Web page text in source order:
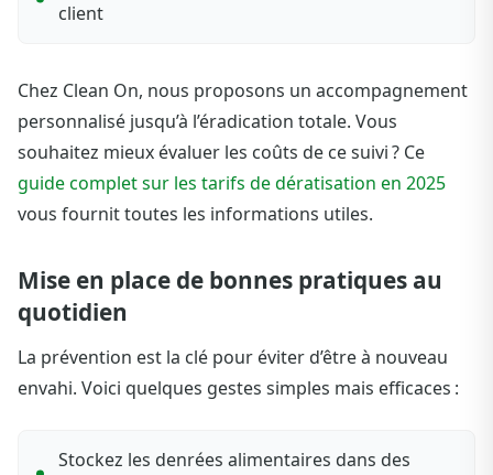
client
Chez Clean On, nous proposons un accompagnement
personnalisé jusqu’à l’éradication totale. Vous
souhaitez mieux évaluer les coûts de ce suivi ? Ce
guide complet sur les tarifs de dératisation en 2025
vous fournit toutes les informations utiles.
Mise en place de bonnes pratiques au
quotidien
La prévention est la clé pour éviter d’être à nouveau
envahi. Voici quelques gestes simples mais efficaces :
Stockez les denrées alimentaires dans des